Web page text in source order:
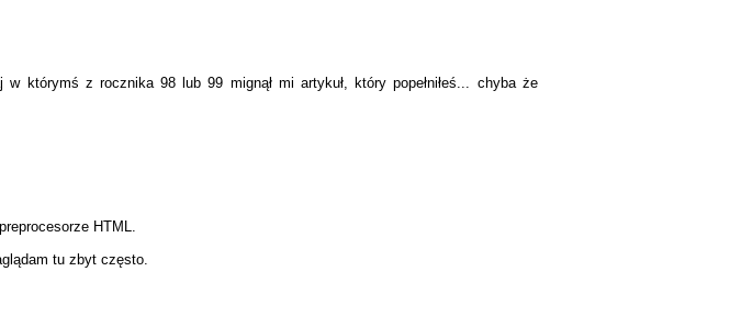
którymś z rocznika 98 lub 99 mignął mi artykuł, który popełniłeś... chyba że
HTML.
tu zbyt często.